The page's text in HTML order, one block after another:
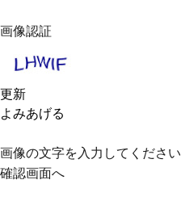
画像認証
更新
よみあげる
画像の文字を入力してください